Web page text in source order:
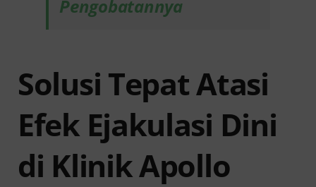
Pengobatannya
Solusi Tepat Atasi
Efek Ejakulasi Dini
di Klinik Apollo